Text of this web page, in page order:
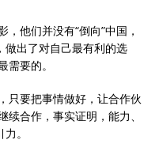
他们并没有“倒向”中国，
做出了对自己最有利的选
要的。
只要把事情做好，让合作伙
合作，事实证明，能力、
。